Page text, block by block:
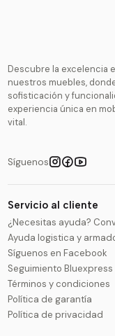
Descubre la excelencia
nuestros muebles,
sofisticación y
experiencia única en
vital.
Síguenos
Servicio al cliente
¿Necesitas ayuda?
Ayuda logistica y
Síguenos en Facebook
Seguimiento Bluexpress
Términos y condiciones
Política de garantía
Política de privacidad